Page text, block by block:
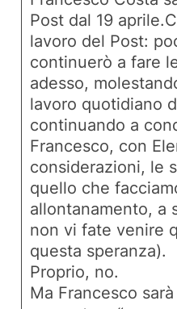
Post dal 19
lavoro del Post:
continuerò a fare
adesso,
lavoro quotidiano
continuando a
Francesco, con
considerazioni, le
quello che
allontanamento, a
non vi fate venire
questa speranza).
Proprio, no.
Ma Francesco